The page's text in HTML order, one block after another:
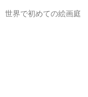
世界で初めての絵画庭